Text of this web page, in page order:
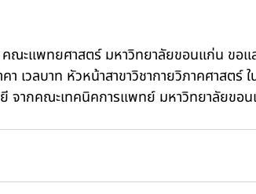
คณะแพทยศาสตร์ มหาวิทยาลัยขอนแก่น ขอ
า เวลบาท หัวหน้าสาขาวิชากายวิภาคศาสตร์
ยี จากคณะเทคนิคการแพทย์ มหาวิทยาลัยขอ